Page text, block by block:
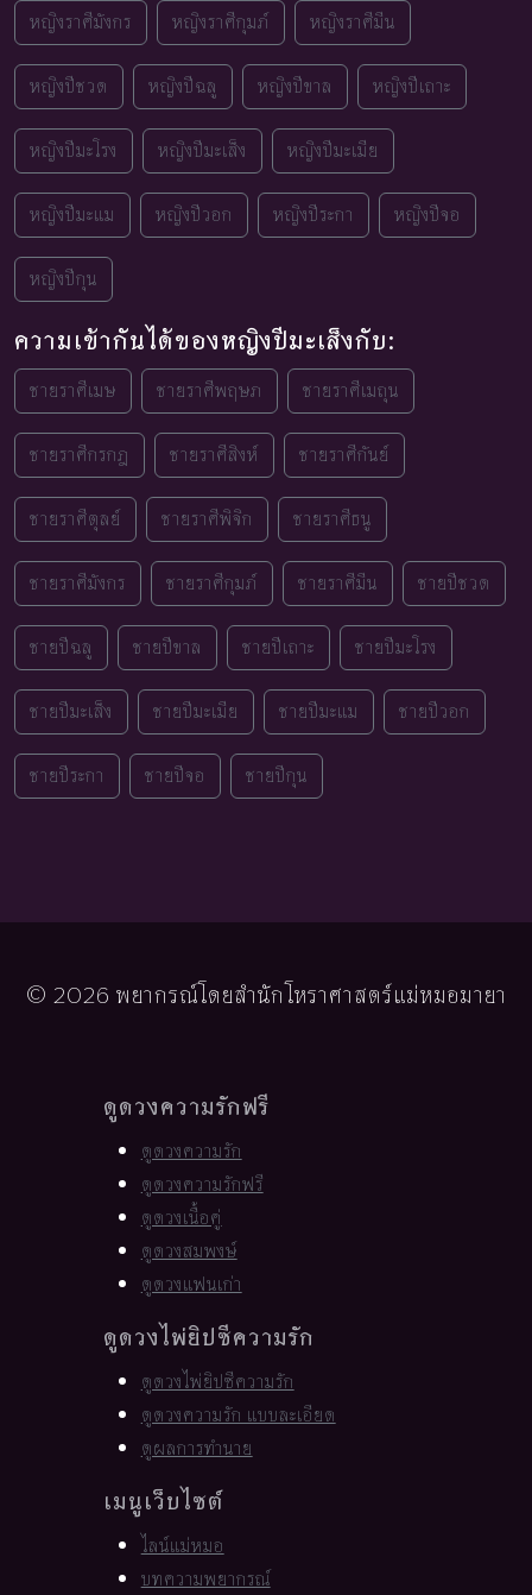
หญิงราศีมังกร หญิงราศีกุมภ์ หญิงราศีมีน
หญิงปีชวด หญิงปีฉลู หญิงปีขาล หญิงปีเถาะ
หญิงปีมะโรง หญิงปีมะเส็ง หญิงปีมะเมีย
หญิงปีมะแม หญิงปีวอก หญิงปีระกา หญิงปีจอ
หญิงปีกุน
ความเข้ากันได้ของหญิงปีมะเส็งกับ:
ชายราศีเมษ ชายราศีพฤษภ ชายราศีเมถุน
ชายราศีกรกฎ ชายราศีสิงห์ ชายราศีกันย์
ชายราศีตุลย์ ชายราศีพิจิก ชายราศีธนู
ชายราศีมังกร ชายราศีกุมภ์ ชายราศีมีน ชายปีชวด
ชายปีฉลู ชายปีขาล ชายปีเถาะ ชายปีมะโรง
ชายปีมะเส็ง ชายปีมะเมีย ชายปีมะแม ชายปีวอก
ชายปีระกา ชายปีจอ ชายปีกุน
© 2026 พยากรณ์โดยสำนักโหราศาสตร์แม่หมอมายา
ดูดวงความรักฟรี
ดูดวงความรัก
ดูดวงความรักฟรี
ดูดวงเนื้อคู่
ดูดวงสมพงษ์
ดูดวงแฟนเก่า
ดูดวงไพ่ยิปซีความรัก
ดูดวงไพ่ยิปซีความรัก
ดูดวงความรัก แบบละเอียด
ดูผลการทำนาย
เมนูเว็บไซต์
ไลน์แม่หมอ
บทความพยากรณ์